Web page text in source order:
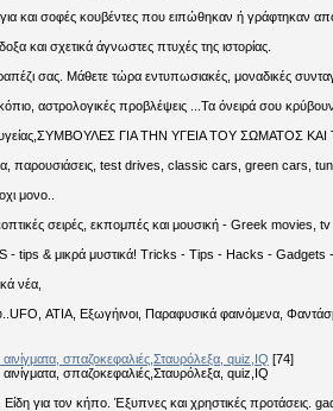
και σοφές κουβέντες που ειπώθηκαν ή
και σχετικά άγνωστες πτυχές της ιστορίας.
σας. Μάθετε τώρα εντυπωσιακές, μοναδικές
αστρολογικές προβλέψεις ...Τα όνειρά σου
υγείας,ΣΥΜΒΟΥΛΕΣ ΓΙΑ ΤΗΝ ΥΓΕΙΑ ΤΟΥ ΣΩΜΑΤΟΣ
παρουσιάσεις, test drives, classic cars, green cars,
μονο..
σειρές, εκπομπές και μουσική - Greek movies,
- tips & μικρά μυστικά! Tricks - Tips - Hacks - Gadgets
νέα,
ΑΤΙΑ, Εξωγήινοι, Παραφυσικά φαινόμενα,
σπαζοκεφαλιές,Σταυρόλεξα, quiz,IQ [74]
σπαζοκεφαλιές,Σταυρόλεξα, quiz,IQ
Είδη για τον κήπο. Έξυπνες και χρηστικές προτάσεις.